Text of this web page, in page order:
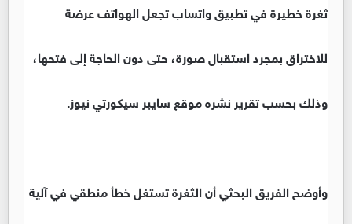
ثغرة خطيرة في تطبيق واتساب تجعل الهواتف عرضة
للاختراق بمجرد استقبال صورة، حتى دون الحاجة إلى فتحها،
وذلك بحسب تقرير نشره موقع سايبر سيكورتي نيوز.
وأوضح الفريق البحثي أن الثغرة تستغل خطأ منطقي في آلية